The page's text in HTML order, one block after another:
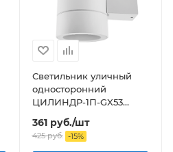
Светильник уличный
односторонний
ЦИЛИНДР-1П-GX53
пластик под лампу GX53
230B белый IP65
361руб./шт
425руб. -15%